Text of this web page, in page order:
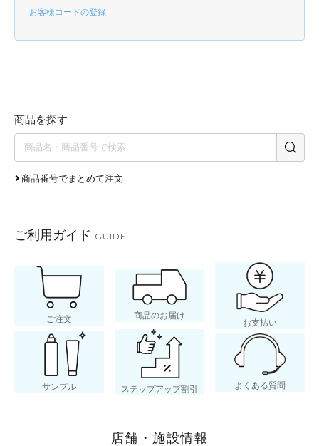
お客様コードの登録
商品を探す
商品番号でまとめて注文
ご利用ガイド GUIDE
ご注文 商品のお届け
お支払い
サンプル ステップアップ割引 よくある質問
店舗・施設情報